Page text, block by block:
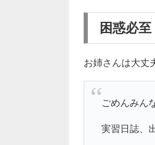
困惑必至
お姉さんは大丈
ごめんみん
実習日誌、